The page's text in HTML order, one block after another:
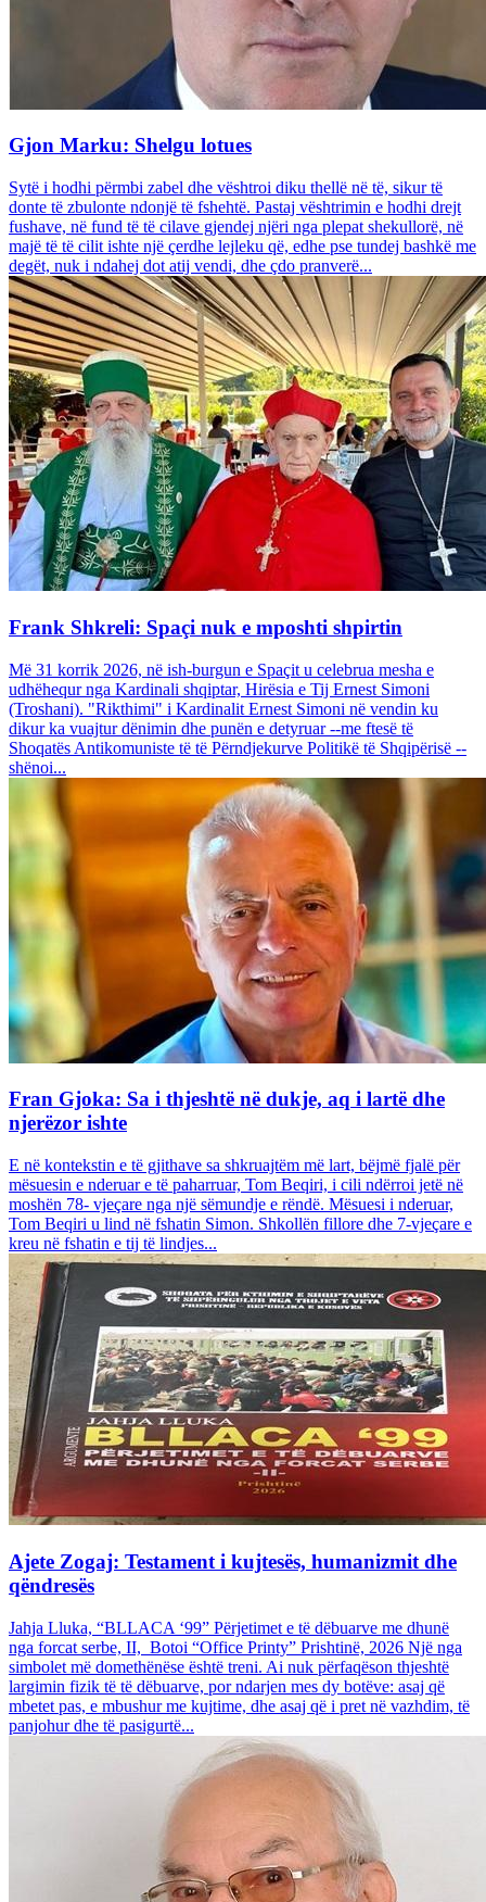
Gjon Marku: Shelgu lotues
Sytë i hodhi përmbi zabel dhe vështroi diku thellë në të, sikur të
donte të zbulonte ndonjë të fshehtë. Pastaj vështrimin e hodhi drejt
fushave, në fund të të cilave gjendej njëri nga plepat shekullorë, në
majë të të cilit ishte një çerdhe lejleku që, edhe pse tundej bashkë me
degët, nuk i ndahej dot atij vendi, dhe çdo pranverë...
Frank Shkreli: Spaçi nuk e mposhti shpirtin
Më 31 korrik 2026, në ish-burgun e Spaçit u celebrua mesha e
udhëhequr nga Kardinali shqiptar, Hirësia e Tij Ernest Simoni
(Troshani). "Rikthimi" i Kardinalit Ernest Simoni në vendin ku
dikur ka vuajtur dënimin dhe punën e detyruar --me ftesë të
Shoqatës Antikomuniste të të Përndjekurve Politikë të Shqipërisë --
shënoi...
Fran Gjoka: Sa i thjeshtë në dukje, aq i lartë dhe
njerëzor ishte
E në kontekstin e të gjithave sa shkruajtëm më lart, bëjmë fjalë për
mësuesin e nderuar e të paharruar, Tom Beqiri, i cili ndërroi jetë në
moshën 78- vjeçare nga një sëmundje e rëndë. Mësuesi i nderuar,
Tom Beqiri u lind në fshatin Simon. Shkollën fillore dhe 7-vjeçare e
kreu në fshatin e tij të lindjes...
Ajete Zogaj: Testament i kujtesës, humanizmit dhe
qëndresës
Jahja Lluka, “BLLACA ‘99” Përjetimet e të dëbuarve me dhunë
nga forcat serbe, II, Botoi “Office Printy” Prishtinë, 2026 Një nga
simbolet më domethënëse është treni. Ai nuk përfaqëson thjeshtë
largimin fizik të të dëbuarve, por ndarjen mes dy botëve: asaj që
mbetet pas, e mbushur me kujtime, dhe asaj që i pret në vazhdim, të
panjohur dhe të pasigurtë...